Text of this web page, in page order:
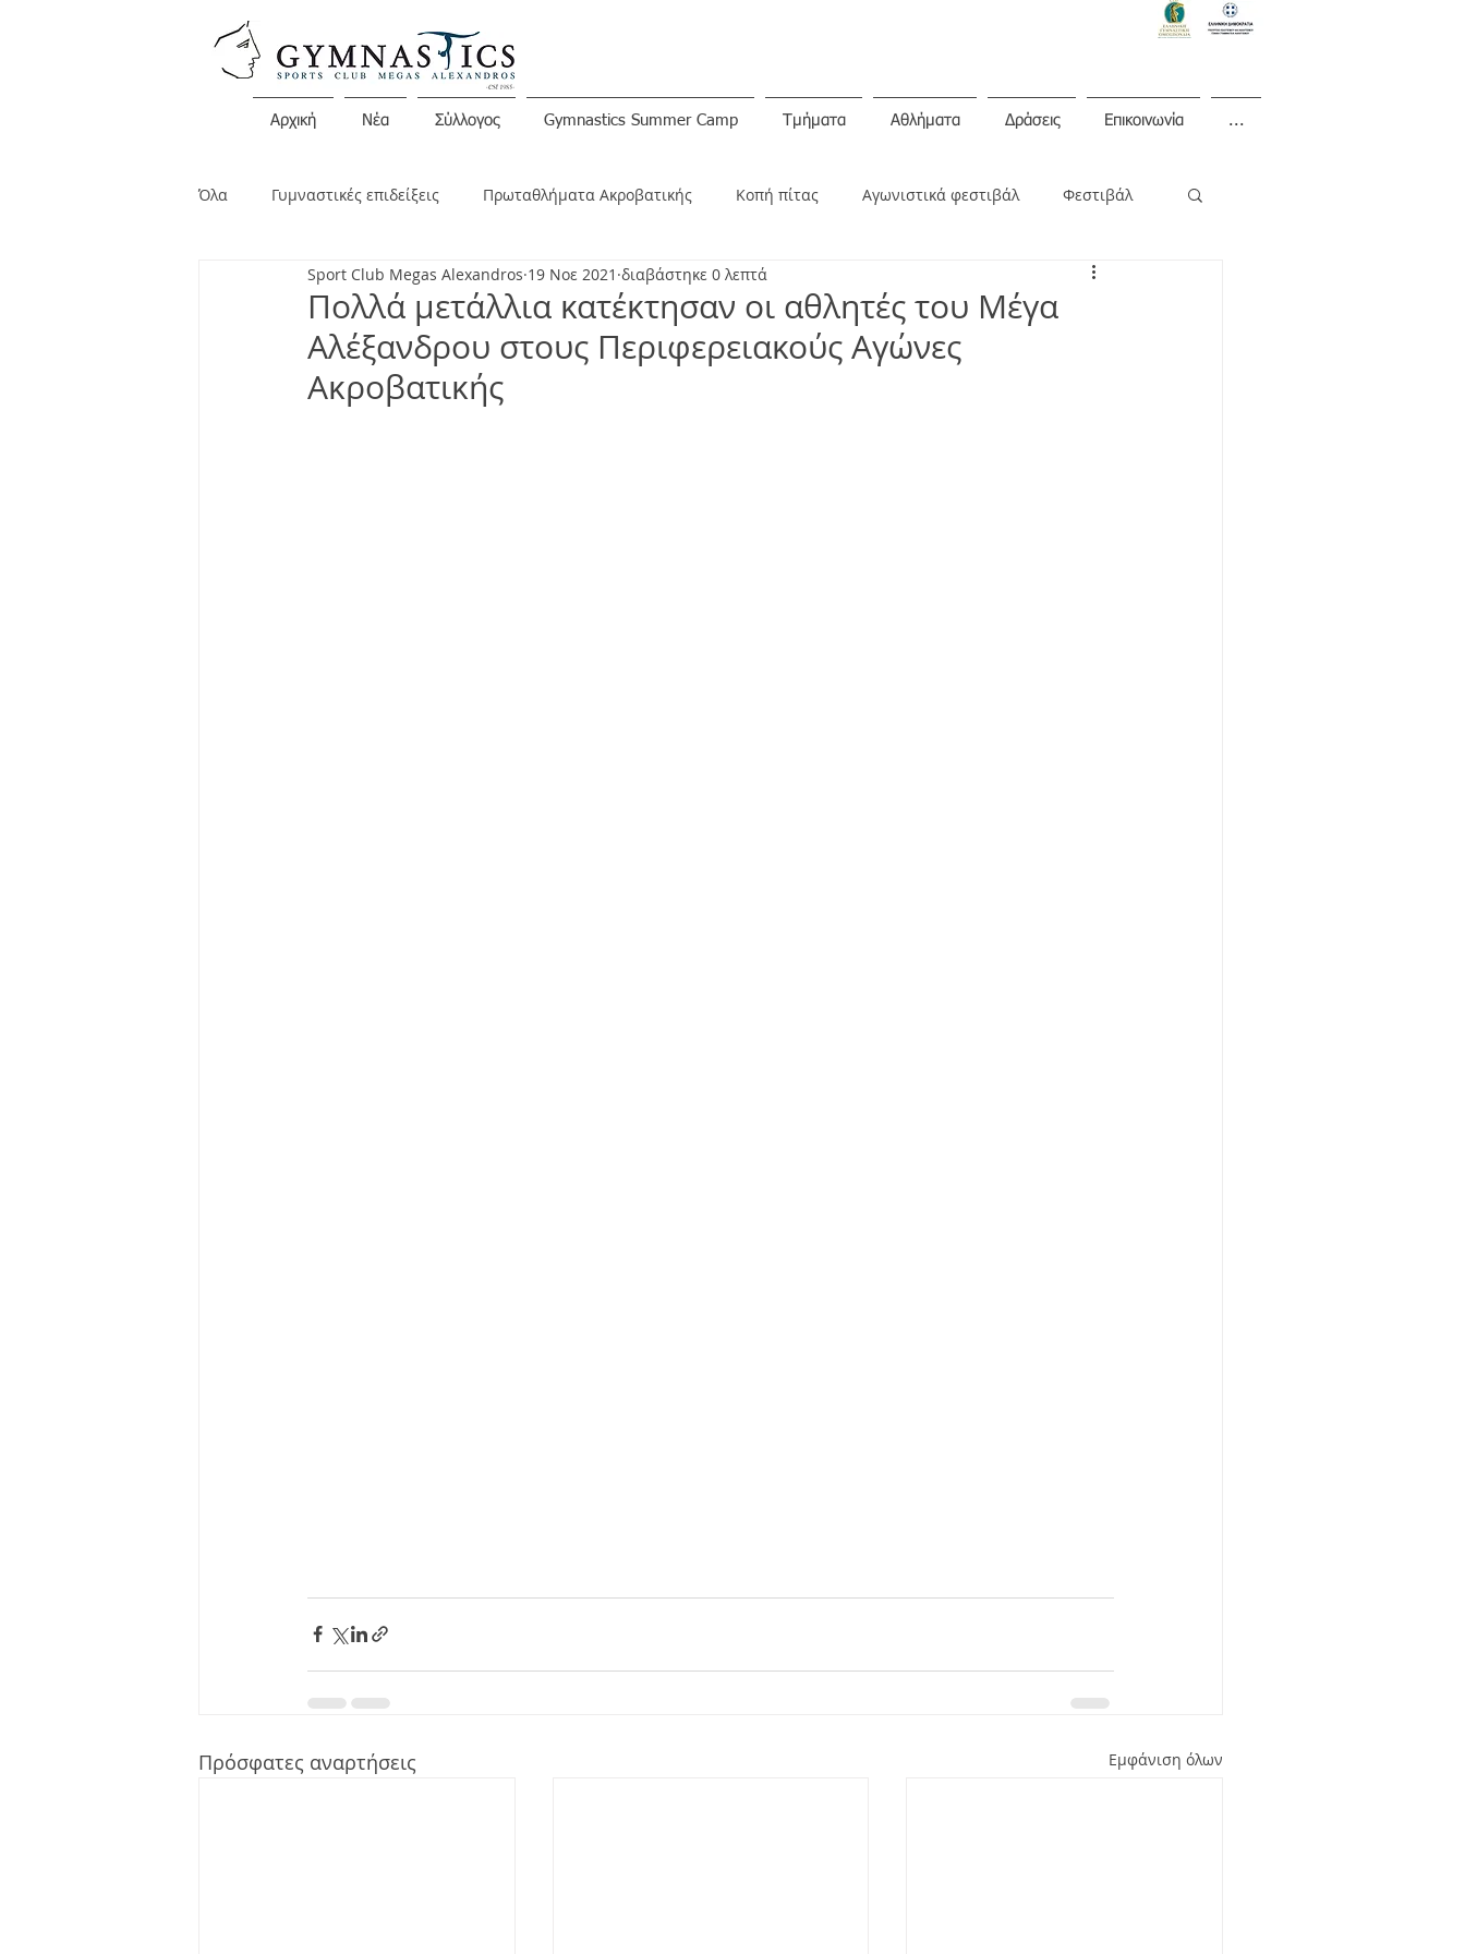
Αρχική Νέα Σύλλογος Gymnastics Summer Camp Τμήματα Αθλήματα Δράσεις Επικοινωνία ...
Όλα Γυμναστικές επιδείξεις Πρωταθλήματα Ακροβατικής Κοπή πίτας Αγωνιστικά φεστιβάλ Φεστιβάλ
Διάφορες εκδηλώσεις Ανακοινώσεις
Πολλά μετάλλια κατέκτησαν οι αθλητές του Μέγα
Αλέξανδρου στους Περιφερειακούς Αγώνες
Ακροβατικής
Sport Club Megas Alexandros 19 Νοε 2021 διαβάστηκε 0 λεπτά
Πρόσφατες αναρτήσεις Εμφάνιση όλων